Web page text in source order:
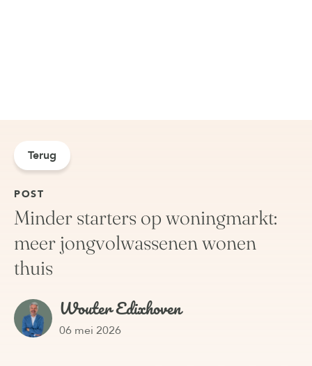
Terug
POST
Minder starters op woningmarkt:
meer jongvolwassenen wonen
thuis
Wouter Edixhoven
06 mei 2026